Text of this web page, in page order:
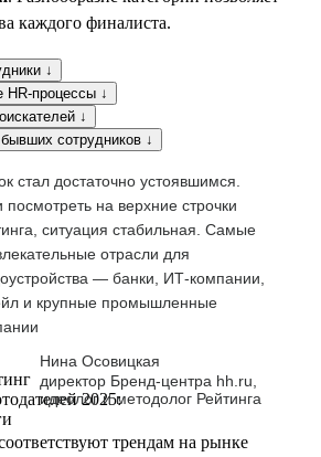
каждого финалиста.
↓
процессы ↓
↓
сотрудников ↓
стал достаточно устоявшимся.
посмотреть на верхние строчки
ситуация стабильная. Самые
отрасли для
— банки, ИТ-компании,
и крупные промышленные
Нина Осовицкая
директор Бренд-центра hh.ru,
идеолог и методолог Рейтинга
трендам на рынке